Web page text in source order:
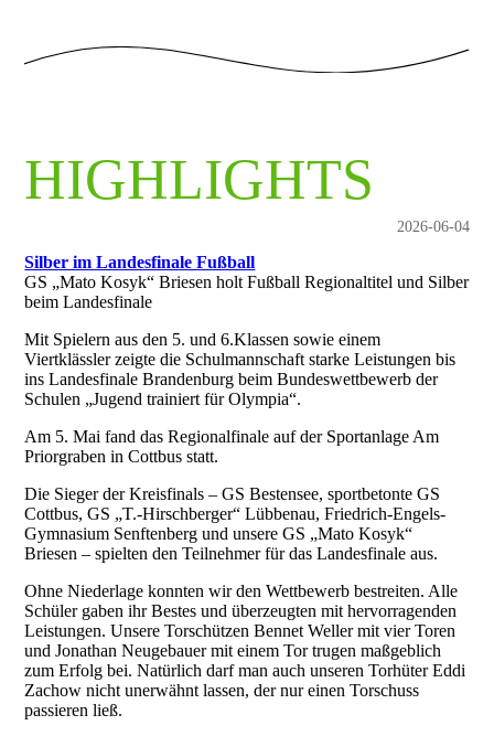
HIGHLIGHTS
2026-06-04
Silber im Landesfinale Fußball
GS „Mato Kosyk“ Briesen holt Fußball Regionaltitel und Silber
beim Landesfinale
Mit Spielern aus den 5. und 6.Klassen sowie einem
Viertklässler zeigte die Schulmannschaft starke Leistungen bis
ins Landesfinale Brandenburg beim Bundeswettbewerb der
Schulen „Jugend trainiert für Olympia“.
Am 5. Mai fand das Regionalfinale auf der Sportanlage Am
Priorgraben in Cottbus statt.
Die Sieger der Kreisfinals – GS Bestensee, sportbetonte GS
Cottbus, GS „T.-Hirschberger“ Lübbenau, Friedrich-Engels-
Gymnasium Senftenberg und unsere GS „Mato Kosyk“
Briesen – spielten den Teilnehmer für das Landesfinale aus.
Ohne Niederlage konnten wir den Wettbewerb bestreiten. Alle
Schüler gaben ihr Bestes und überzeugten mit hervorragenden
Leistungen. Unsere Torschützen Bennet Weller mit vier Toren
und Jonathan Neugebauer mit einem Tor trugen maßgeblich
zum Erfolg bei. Natürlich darf man auch unseren Torhüter Eddi
Zachow nicht unerwähnt lassen, der nur einen Torschuss
passieren ließ.